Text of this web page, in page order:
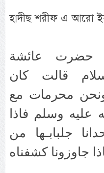
হাদীছ শরীফ এ আরো
حضرت عائشة
قالت كان
ونحن محرمات مع
عليه وسلم فاذا
جلبابـها من
جاوزونا كشفناه